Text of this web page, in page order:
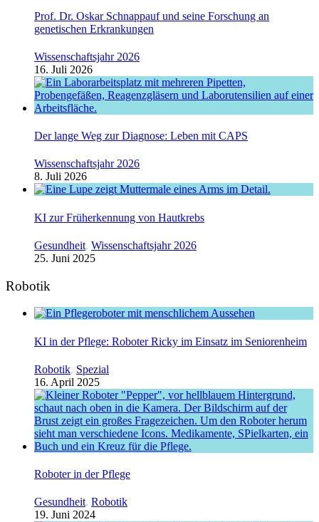
Prof. Dr. Oskar Schnappauf und seine Forschung an
genetischen Erkrankungen
Wissenschaftsjahr 2026
16. Juli 2026
Der lange Weg zur Diagnose: Leben mit CAPS
Wissenschaftsjahr 2026
8. Juli 2026
KI zur Früherkennung von Hautkrebs
Gesundheit, Wissenschaftsjahr 2026
25. Juni 2025
Robotik
KI in der Pflege: Roboter Ricky im Einsatz im Seniorenheim
Robotik, Spezial
16. April 2025
Roboter in der Pflege
Gesundheit, Robotik
19. Juni 2024